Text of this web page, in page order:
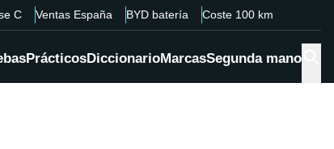
C Ventas España BYD batería Coste 100 km
PrácticosDiccionarioMarcasSegunda mano